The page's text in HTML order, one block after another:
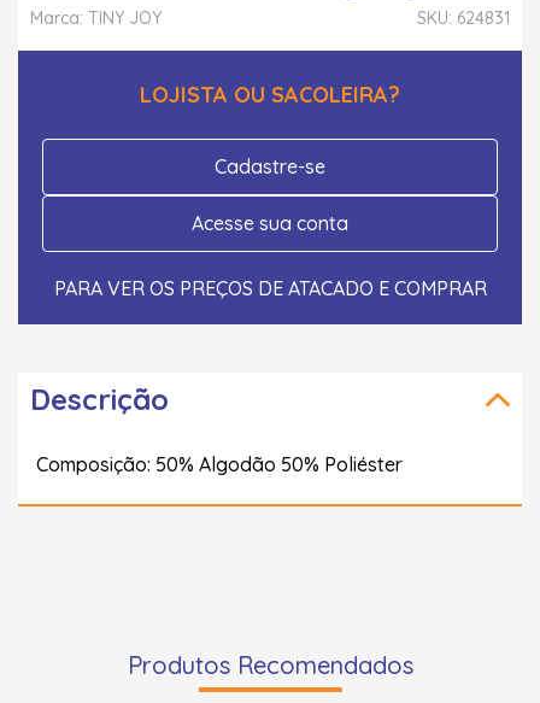
SKU: 624831
Marca: TINY JOY
LOJISTA OU SACOLEIRA?
Cadastre-se
Acesse sua conta
PARA VER OS PREÇOS DE ATACADO E COMPRAR
Descrição
Composição: 50% Algodão 50% Poliéster
Produtos Recomendados